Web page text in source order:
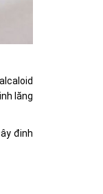
lăng
đinh